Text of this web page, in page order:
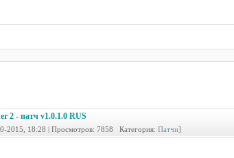
2 - патч v1.0.1.0 RUS
2015, 18:28 | Просмотров: 7858 Категория: Патчи]